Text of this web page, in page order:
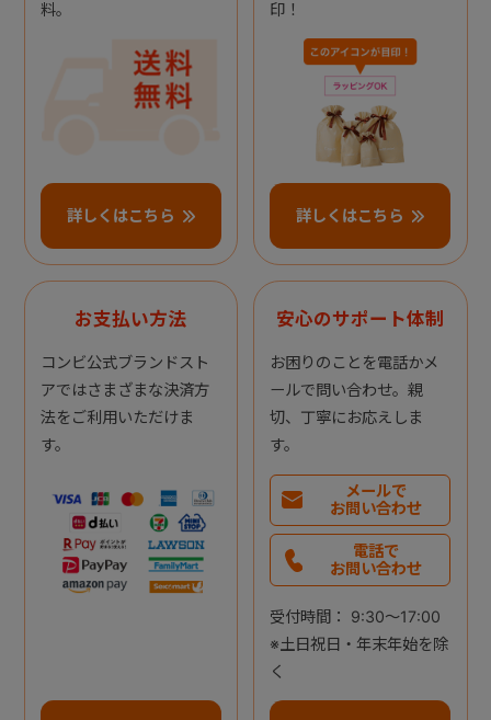
料。
詳しくはこちら
印！
詳しくはこちら
お支払い方法
コンビ公式ブランドスト
アではさまざまな決済方
法をご利用いただけま
す。
安心のサポート体制
お困りのことを電話かメ
ールで問い合わせ。親
切、丁寧にお応えしま
す。
メールで
お問い合わせ
電話で
お問い合わせ
受付時間： 9:30～17:00
※土日祝日・年末年始を除
く